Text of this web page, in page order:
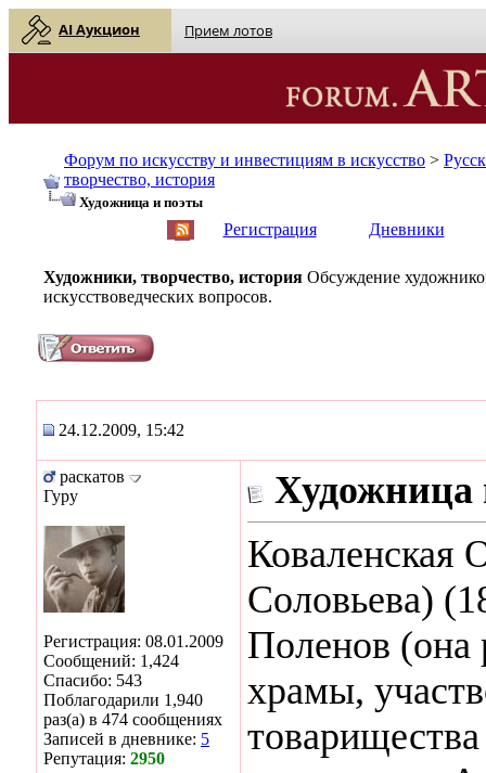
AI Аукцион Прием лотов
Форум по искусству и инвестициям в искусство >
творчество, история
Художница и поэты
Регистрация Дневники
Художники, творчество, история Обсуждение
искусствоведческих вопросов.
24.12.2009, 15:42
раскатов
Гуру
Регистрация: 08.01.2009
Сообщений: 1,424
Спасибо: 543
Поблагодарили 1,940
раз(а) в 474 сообщениях
Записей в дневнике: 5
Репутация: 2950
Художница
Коваленская
Соловьева)
Поленов (она
храмы,